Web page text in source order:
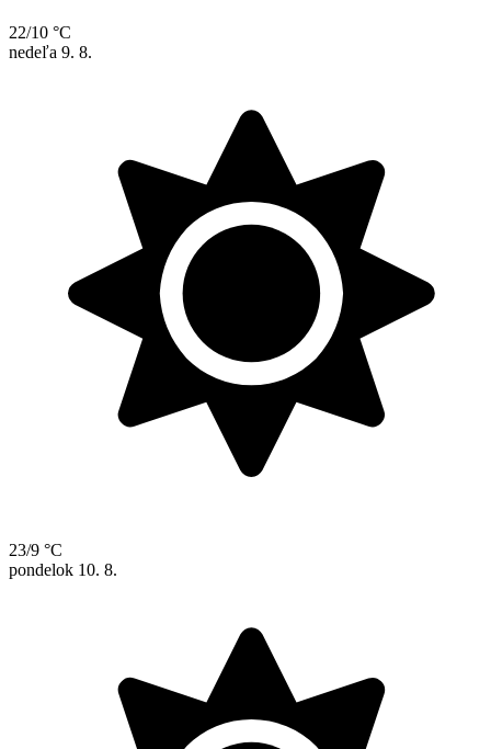
22/10 °C
nedeľa 9. 8.
23/9 °C
pondelok 10. 8.